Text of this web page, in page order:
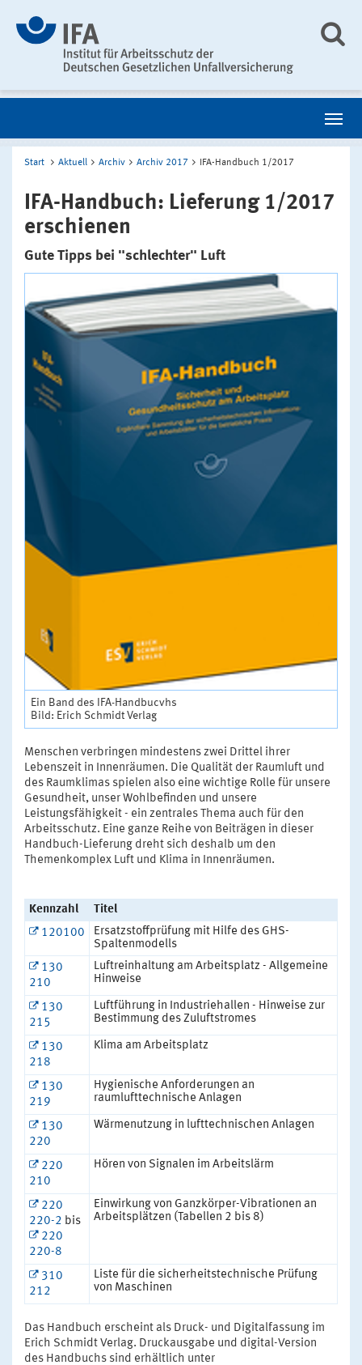
Start Aktuell Archiv Archiv 2017 IFA-Handbuch 1/2017
IFA-Handbuch: Lieferung 1/2017
erschienen
Gute Tipps bei "schlechter" Luft
Ein Band des IFA-Handbucvhs
Bild: Erich Schmidt Verlag
Menschen verbringen mindestens zwei Drittel ihrer
Lebenszeit in Innenräumen. Die Qualität der Raumluft und
des Raumklimas spielen also eine wichtige Rolle für unsere
Gesundheit, unser Wohlbefinden und unsere
Leistungsfähigkeit - ein zentrales Thema auch für den
Arbeitsschutz. Eine ganze Reihe von Beiträgen in dieser
Handbuch-Lieferung dreht sich deshalb um den
Themenkomplex Luft und Klima in Innenräumen.
Kennzahl
Titel
120100
Ersatzstoffprüfung mit Hilfe des GHS-
Spaltenmodells
130
210
Luftreinhaltung am Arbeitsplatz - Allgemeine
Hinweise
130
215
Luftführung in Industriehallen - Hinweise zur
Bestimmung des Zuluftstromes
130
218
Klima am Arbeitsplatz
130
219
Hygienische Anforderungen an
raumlufttechnische Anlagen
130
220
Wärmenutzung in lufttechnischen Anlagen
220
210
Hören von Signalen im Arbeitslärm
220
220-2 bis
220
220-8
Einwirkung von Ganzkörper-Vibrationen an
Arbeitsplätzen (Tabellen 2 bis 8)
310
212
Liste für die sicherheitstechnische Prüfung
von Maschinen
Das Handbuch erscheint als Druck- und Digitalfassung im
Erich Schmidt Verlag. Druckausgabe und digital-Version
des Handbuchs sind erhältlich unter